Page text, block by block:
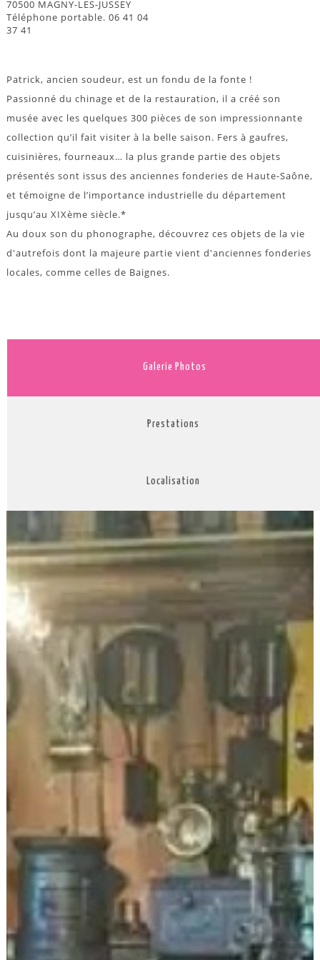
70500 MAGNY-LES-JUSSEY
Téléphone portable. 06 41 04
37 41
Patrick, ancien soudeur, est un fondu de la fonte !
Passionné du chinage et de la restauration, il a créé son
musée avec les quelques 300 pièces de son impressionnante
collection qu’il fait visiter à la belle saison. Fers à gaufres,
cuisinières, fourneaux… la plus grande partie des objets
présentés sont issus des anciennes fonderies de Haute-Saône,
et témoigne de l’importance industrielle du département
jusqu’au XIXème siècle.*
Au doux son du phonographe, découvrez ces objets de la vie
d'autrefois dont la majeure partie vient d'anciennes fonderies
locales, comme celles de Baignes.
Galerie Photos
Prestations
Localisation